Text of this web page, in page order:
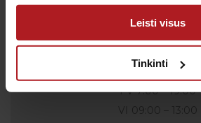
arba naudojant paslaugas surinktos
Leisti visus
Tinkinti
Skambučiai į klientų
apmokestinami pagal Jūsų
Darbo laikas:
I-V 7:00 – 19:00
VI 09:00 – 13:00